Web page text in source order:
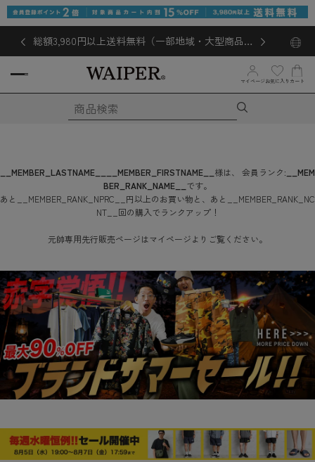
総額3,980円以上送料無料（一部地域・大型商品対
マイページ お気に入り カート
__MEMBER_LASTNAME__ __MEMBER_FIRSTNAME__ 様は、 会員ランク: __MEM
BER_RANK_NAME__ です。
あと
__MEMBER_RANK_NPRC__ 円以上のお買い物と、あと
__MEMBER_RANK_NC
NT__ 回の購入でランクアップ！
元帥専用先行販売ページはマイページよりご覧ください。